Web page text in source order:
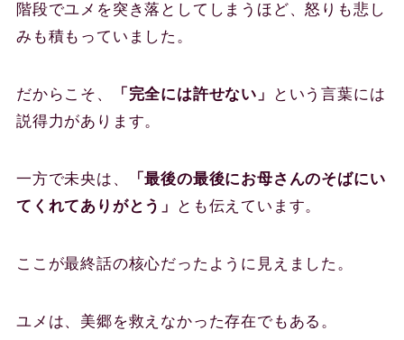
階段でユメを突き落としてしまうほど、怒りも悲し
みも積もっていました。
だからこそ、 「完全には許せない」
という言葉には
説得力があります。
一方で未央は、
「最後の最後にお母さんのそばにい
てくれてありがとう」
とも伝えています。
ここが最終話の核心だったように見えました。
ユメは、美郷を救えなかった存在でもある。